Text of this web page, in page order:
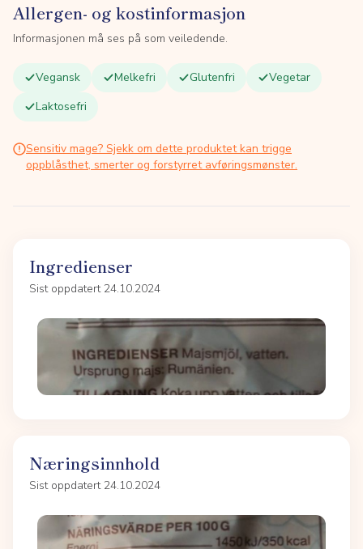
Allergen- og kostinformasjon
Informasjonen må ses på som veiledende.
Vegansk Melkefri Glutenfri
Vegetar
Laktosefri
Sensitiv mage? Sjekk om dette produktet kan trigge
oppblåsthet, smerter og forstyrret avføringsmønster.
Ingredienser
Sist oppdatert 24.10.2024
Næringsinnhold
Sist oppdatert 24.10.2024